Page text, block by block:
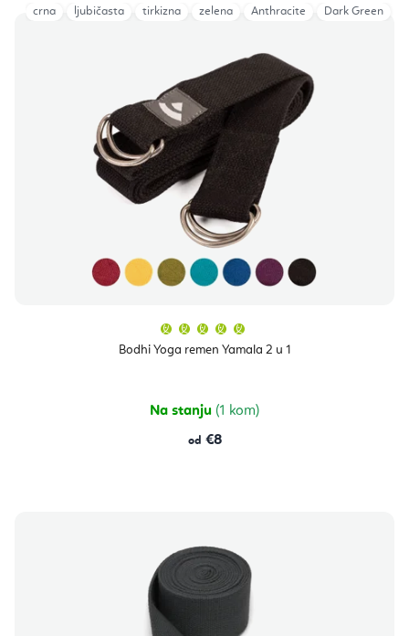
Bodhi Yoga remen Yamala 2 u 1
proizvoda
je
zvjezdica.
Na stanju (1 kom)
od €8
crna ljubičasta tirkizna zelena Anthracite Dark Green